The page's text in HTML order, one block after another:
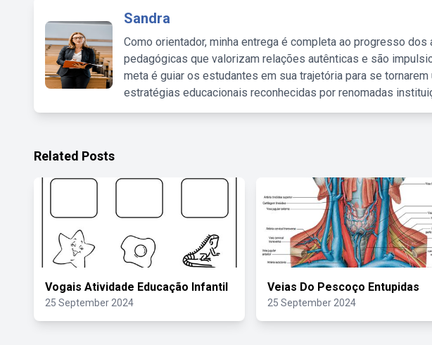
Sandra
Como orientador, minha entrega é completa ao progresso
pedagógicas que valorizam relações autênticas e são
meta é guiar os estudantes em sua trajetória para se
estratégias educacionais reconhecidas por renomadas
Related Posts
Vogais Atividade Educação Infantil
25 September 2024
Veias Do Pescoço Entupidas
25 September 2024